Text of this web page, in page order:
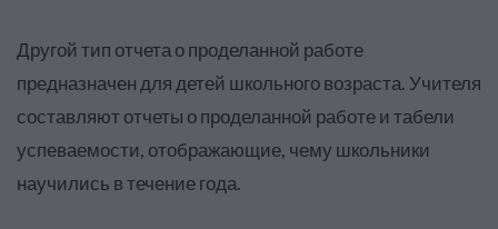
Другой тип отчета о проделанной работе
предназначен для детей школьного возраста. Учителя
составляют отчеты о проделанной работе и табели
успеваемости, отображающие, чему школьники
научились в течение года.